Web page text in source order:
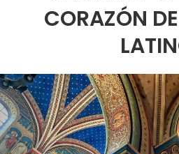
CORAZÓN